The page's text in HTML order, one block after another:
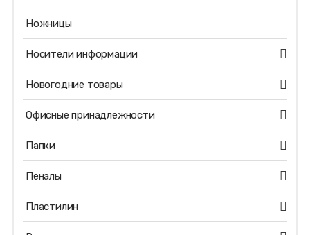
Ножницы
Носители информации
Новогодние товары
Офисные принадлежности
Папки
Пеналы
Пластилин